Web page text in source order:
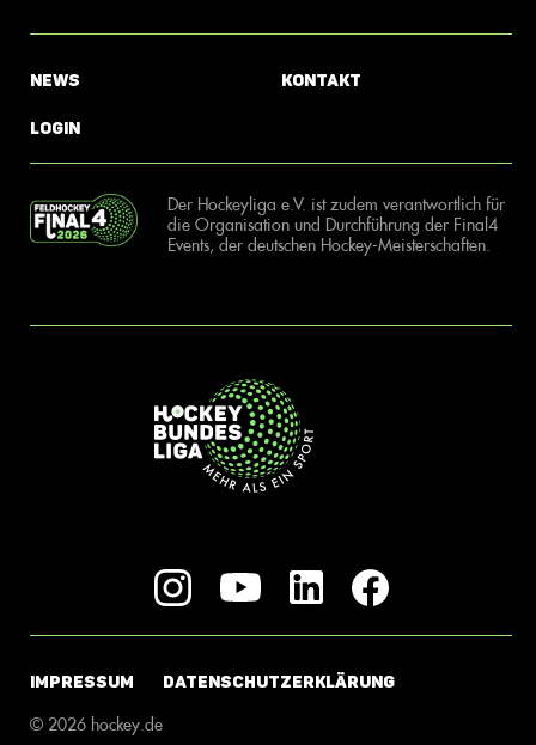
News
Login
Kontakt
Der Hockeyliga e.V. ist zudem verantwortlich für
die Organisation und Durchführung der Final4
Events, der deutschen Hockey-Meisterschaften.
IMPRESSUM DATENSCHUTZERKLÄRUNG
© 2026 hockey.de